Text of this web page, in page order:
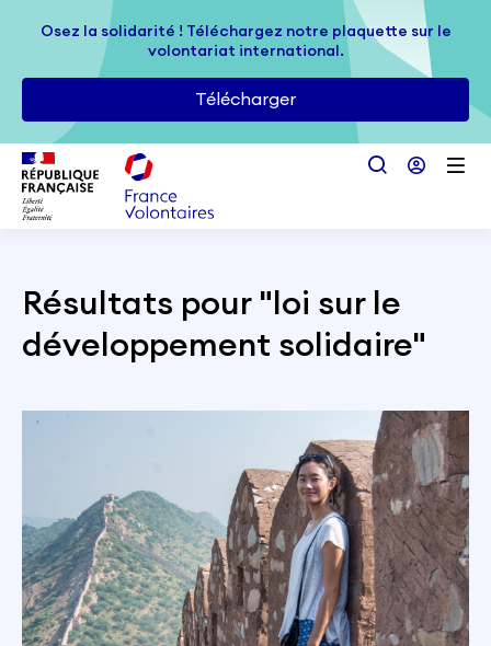
Passer au contenu principal
Osez la solidarité ! Téléchargez notre plaquette sur le
volontariat international.
Télécharger
Osez la solidarité ! Téléchargez notre plaquette sur le
volontariat international.
Télécharger
Résultats pour " loi sur le
développement solidaire"